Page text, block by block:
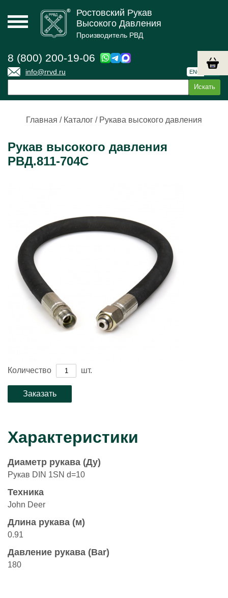
Ростовский Рукав
Высокого Давления
Производитель РВД
8 (800) 200-19-06
info@rrvd.ru ENG
Главная / Каталог / Рукава высокого давления
Рукав высокого давления
РВД.811-704С
Количество шт.
Характеристики
Диаметр рукава (Ду)
Рукав DIN 1SN d=10
Техника
John Deer
Длина рукава (м)
0.91
Давление рукава (Bar)
180